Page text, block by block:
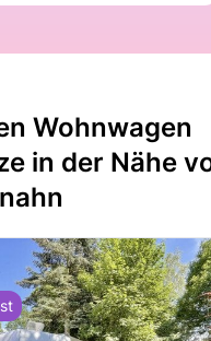
Wohnwagen
in der Nähe